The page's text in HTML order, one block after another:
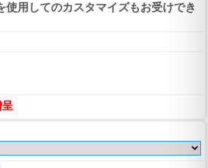
用してのカスタマイズもお受けでき